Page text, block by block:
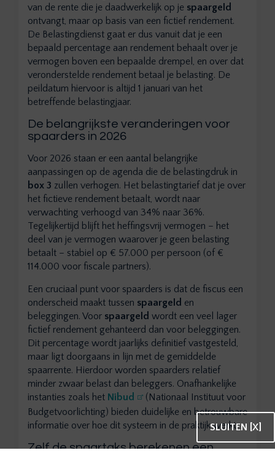
van de rente die je daadwerkelijk op je spaargeld
ontvangt, maar op basis van een fictief rendement.
De Belastingdienst gaat er dus vanuit dat je een
bepaald percentage aan rendement behaalt over je
vermogen boven een bepaalde drempel, en over dat
veronderstelde rendement betaal je belasting. De
peildatum hiervoor is altijd 1 januari van het
betreffende belastingjaar.
De belangrijkste veranderingen voor
spaarders in 2026
Voor 2026 staan er een aantal belangrijke
aanpassingen op de agenda die de belastingdruk in
box 3 zullen verhogen. Het belastingtarief dat je over
het fictieve rendement betaalt, wordt naar
verwachting verhoogd van 34% naar 36%.
Tegelijkertijd blijft het heffingsvrij vermogen – het
deel van je vermogen waarover je geen belasting
betaalt – stabiel op € 57.000 per persoon (of €
114.000 voor fiscale partners).
Een cruciaal punt voor spaarders is dat de fiscus een
onderscheid maakt tussen spaargeld en
beleggingen. Voor spaargeld wordt een veel lager
fictief rendement gehanteerd dan voor beleggingen.
Dit percentage wordt jaarlijks definitief vastgesteld,
maar ligt doorgaans in lijn met de gemiddelde
spaarrente. Hierdoor worden spaarders relatief
minder zwaar belast dan beleggers. Onafhankelijke
instanties zoals het Nibud
(Nationaal Instituut voor
Budgetvoorlichting) bieden duidelijke en betrouwbare
informatie over hoe dit systeem in de praktijk werkt.
Zelf de spaartaks berekenen een
SLUITEN [X]